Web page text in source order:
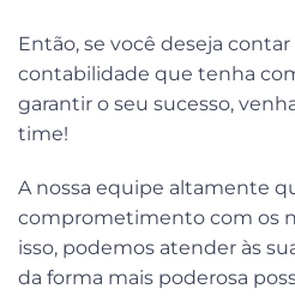
Então, se você deseja
contabilidade que tenha
garantir o seu sucesso,
time!
A nossa equipe altamente
comprometimento com os
isso, podemos atender às
da forma mais poderosa